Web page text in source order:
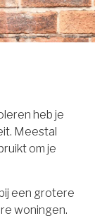
heb je
Meestal
om je
een grotere
woningen.